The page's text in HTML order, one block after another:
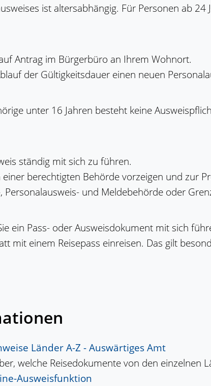
ist altersabhängig. Für Personen ab
Antrag im Bürgerbüro an Ihrem Wohnort.
der Gültigkeitsdauer einen neuen
unter 16 Jahren besteht keine
ständig mit sich zu führen.
berechtigten Behörde vorzeigen und zur
Personalausweis- und Meldebehörde oder
ein Pass- oder Ausweisdokument mit sich
mit einem Reisepass einreisen. Das gilt
Länder A-Z - Auswärtiges Amt
welche Reisedokumente von den einzelnen
Ausweisfunktion